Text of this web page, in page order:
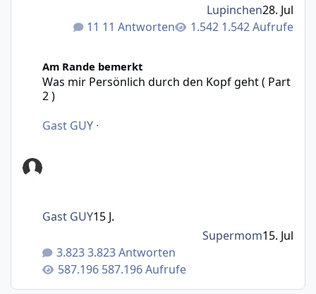
11 Antworten 1.542 Aufrufe
Lupinchen28. Jul
Am Rande bemerkt
Was mir Persönlich durch den Kopf geht ( Part
2 )
Gast GUY ·
3.823 Antworten
587.196 Aufrufe
Gast GUY15 J.
Supermom15. Jul